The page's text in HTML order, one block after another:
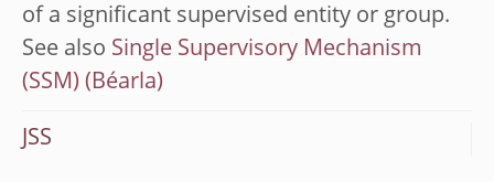
of a significant supervised entity or group.
See also Single Supervisory Mechanism
(SSM)
JSS